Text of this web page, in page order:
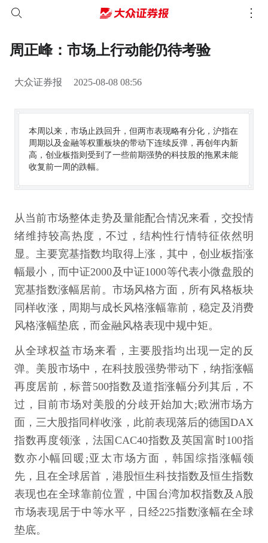
周正峰：市场上行动能仍待考验
大众证券报 2025-08-08 08:56
本周以来，市场止跌回升，但两市表现略有分化，沪指在
周期以及金融等权重板块的带动下连续反弹，再创年内新
高，创业板指则受到了一些前期强势的科技股的拖累未能
收复前一周的跌幅。
从当前市场整体走势及量能配合情况来看，交投情
绪维持较高热度，不过，结构性行情特征依然明
显。主要宽基指数均取得上涨，其中，创业板指涨
幅最小，而中证2000及中证1000等代表小微盘股的
宽基指数涨幅居前。市场风格方面，所有风格板块
同样收涨，周期与成长风格涨幅靠前，稳定及消费
风格涨幅垫底，而金融风格表现中规中矩。
从全球权益市场来看，主要股指均出现一定的反
弹。美股市场中，在科技股强势带动下，纳指涨幅
再度居前，标普500指数及道指涨幅分列其后，不
过，目前市场对美股的分歧开始加大;欧洲市场方
面，三大股指同样收涨，此前表现落后的德国DAX
指数再度领涨，法国CAC40指数及英国富时100指
数亦小幅回暖;亚太市场方面，韩国综指涨幅领
先，且在全球居首，港股恒生科技指数及恒生指数
表现也在全球靠前位置，中国台湾加权指数及A股
市场表现居于中等水平，日经225指数涨幅在全球
垫底。